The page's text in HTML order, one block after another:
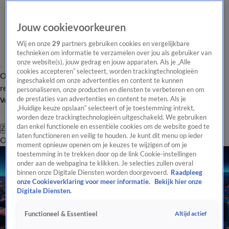
Overzicht Laatste nieuws Regionieuws Het beste van Hart
Tip de
redactie
Volg Hart van Nederland
Zoeken
OverzichtRegioUitzendingenWeerTip de redactiePanelVideo's
Jouw cookievoorkeuren
Wij en onze29 partners gebruiken cookies en vergelijkbare
technieken om informatie te verzamelen over jou als gebruiker van
onze website(s), jouw gedrag en jouw apparaten. Als je „Alle
cookies accepteren” selecteert, worden trackingtechnologieën
ingeschakeld om onze advertenties en content te kunnen
personaliseren, onze producten en diensten te verbeteren en om
de prestaties van advertenties en content te meten. Als je
„Huidige keuze opslaan” selecteert of je toestemming intrekt,
worden deze trackingtechnologieën uitgeschakeld. We gebruiken
dan enkel functionele en essentiële cookies om de website goed te
laten functioneren en veilig te houden. Je kunt dit menu op ieder
moment opnieuw openen om je keuzes te wijzigen of om je
toestemming in te trekken door op de link Cookie-instellingen
onder aan de webpagina te klikken. Je selecties zullen overal
binnen onze Digitale Diensten worden doorgevoerd. Raadpleeg
onze Cookieverklaring voor meer informatie.
Bekijk hier onze
Digitale Diensten.
Functioneel & Essentieel Altijd actief